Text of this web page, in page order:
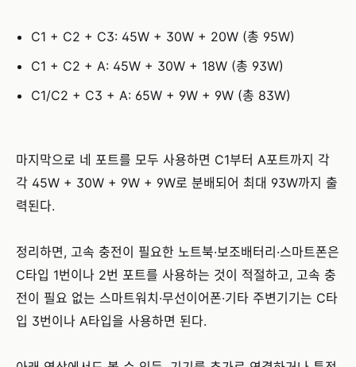
C1 + C2 + C3: 45W + 30W + 20W (총 95W)
C1 + C2 + A: 45W + 30W + 18W (총 93W)
C1/C2 + C3 + A: 65W + 9W + 9W (총 83W)
마지막으로 네 포트를 모두 사용하면 C1부터 A포트까지 각
각 45W + 30W + 9W + 9W로 분배되어 최대 93W까지 출
력된다.
정리하면, 고속 충전이 필요한 노트북·보조배터리·스마트폰은
C타입 1번이나 2번 포트를 사용하는 것이 적절하고, 고속 충
전이 필요 없는 스마트워치·무선이어폰·기타 주변기기는 C타
입 3번이나 A타입을 사용하면 된다.